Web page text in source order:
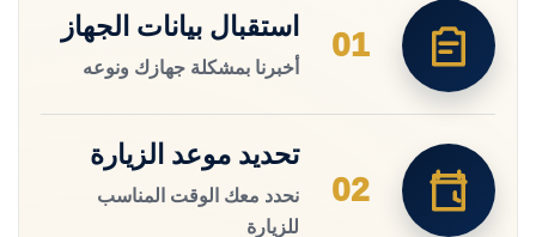
01
استقبال بيانات الجهاز
أخبرنا بمشكلة جهازك ونوعه
02
تحديد موعد الزيارة
نحدد معك الوقت المناسب
للزيارة